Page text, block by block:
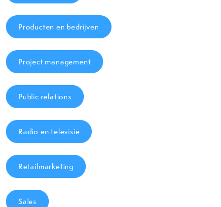
Producten en bedrijven
Project management
Public relations
Radio en televisie
Retailmarketing
Sales